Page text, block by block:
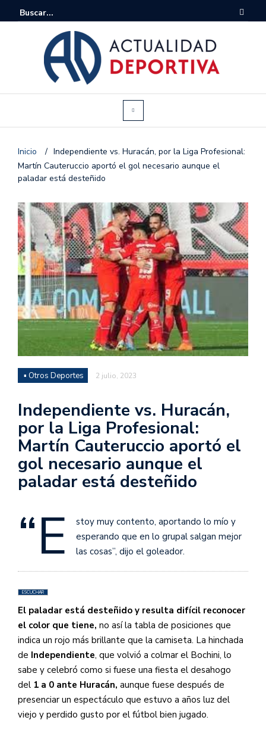
Inicio / Independiente vs. Huracán, por la Liga Profesional:
Martín Cauteruccio aportó el gol necesario aunque el
paladar está desteñido
▪ Otros Deportes 2 julio, 2023
Independiente vs. Huracán,
por la Liga Profesional:
Martín Cauteruccio aportó el
gol necesario aunque el
paladar está desteñido
“E
stoy muy contento, aportando lo mío y
esperando que en lo grupal salgan mejor
las cosas”, dijo el goleador.
ESCUCHAR
El paladar está desteñido y resulta difícil reconocer
el color que tiene, no así la tabla de posiciones que
indica un rojo más brillante que la camiseta. La hinchada
de Independiente, que volvió a colmar el Bochini, lo
sabe y celebró como si fuese una fiesta el desahogo
del 1 a 0 ante Huracán, aunque fuese después de
presenciar un espectáculo que estuvo a años luz del
viejo y perdido gusto por el fútbol bien jugado.